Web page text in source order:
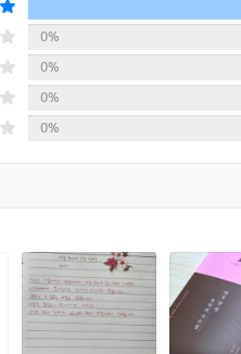
0%
0%
0%
0%